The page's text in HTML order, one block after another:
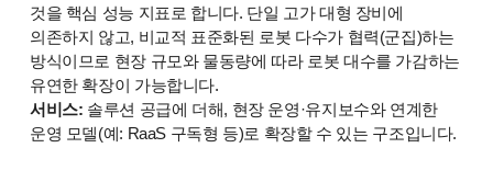
것을 핵심 성능 지표로 합니다. 단일 고가 대형 장비에
의존하지 않고, 비교적 표준화된 로봇 다수가 협력(군집)하는
방식이므로 현장 규모와 물동량에 따라 로봇 대수를 가감하는
유연한 확장이 가능합니다.
서비스: 솔루션 공급에 더해, 현장 운영·유지보수와 연계한
운영 모델(예: RaaS 구독형 등)로 확장할 수 있는 구조입니다.